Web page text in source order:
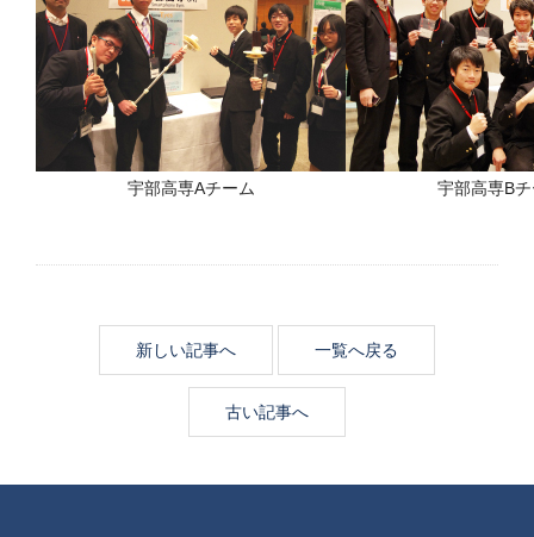
宇部高専Aチーム 宇部高専B
新しい記事へ 一覧へ戻る
古い記事へ